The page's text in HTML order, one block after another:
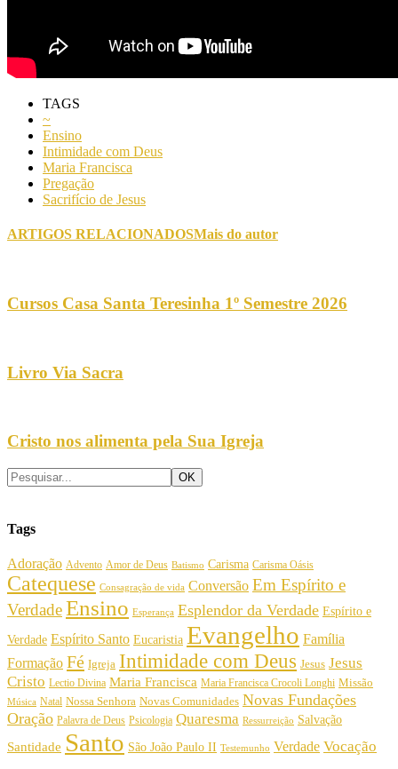
TAGS
~
Ensino
Intimidade com Deus
Maria Francisca
Pregação
Sacrifício de Jesus
ARTIGOS RELACIONADOSMais do autor
Cursos Casa Santa Teresinha 1º Semestre 2026
Livro Via Sacra
Cristo nos alimenta pela Sua Igreja
Tags
Adoração Advento Amor de Deus Batismo Carisma Carisma Oásis
Catequese Consagração de vida Conversão Em Espírito e
VerdadeEnsino Esperança Esplendor da Verdade Espírito e
Verdade Espírito Santo Eucaristia Evangelho Família
Formação Fé Igreja Intimidade com Deus Jesus Jesus
Cristo Lectio Divina Maria Francisca Maria Francisca Crocoli Longhi Missão
Música Natal Nossa Senhora Novas Comunidades Novas Fundações
Oração Palavra de Deus Psicologia Quaresma Ressurreição Salvação
Santidade Santo São João Paulo II Testemunho Verdade Vocação